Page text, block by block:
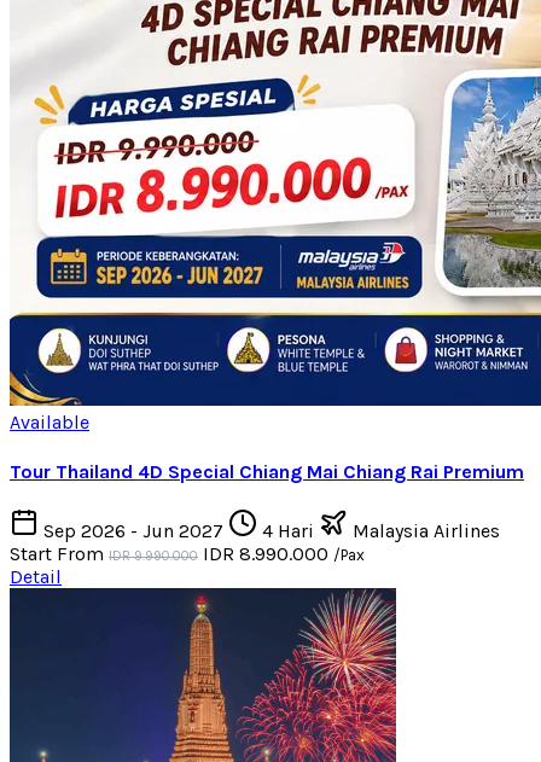
Available
Tour Thailand 4D Special Chiang Mai Chiang Rai Premium
Sep 2026 - Jun 2027 4 Hari
Malaysia Airlines
Start From IDR 9.990.000 IDR 8.990.000 /Pax
Detail